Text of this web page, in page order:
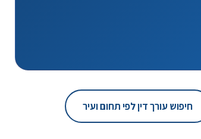
חיפוש עורך דין לפי תחום ועיר